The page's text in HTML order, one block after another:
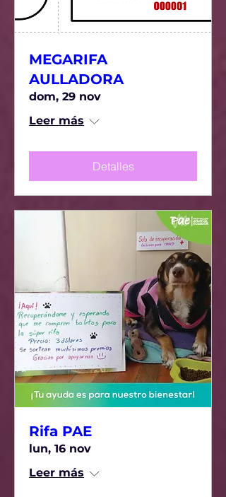
MEGARIFA
AULLADORA
dom, 29 nov
Leer más
Detalles
Rifa PAE
lun, 16 nov
Leer más